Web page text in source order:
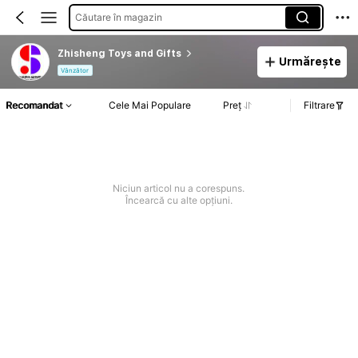
Căutare în magazin
Zhisheng Toys and Gifts
Vânzător
Urmărește
Recomandat Cele Mai Populare Preț Filtrare
Niciun articol nu a corespuns.
Încearcă cu alte opțiuni.